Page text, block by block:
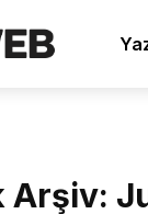
Arşiv: